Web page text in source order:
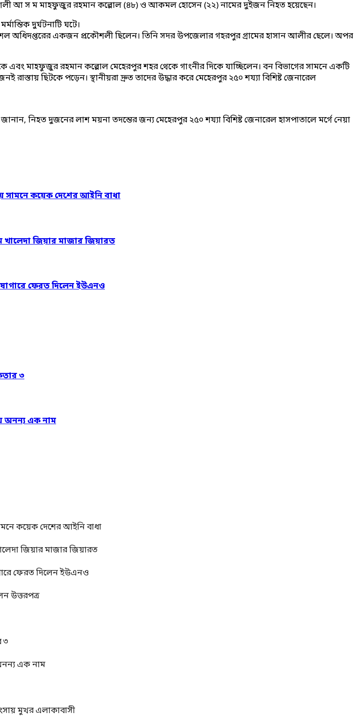
আ স ম মাহফুজুর রহমান কল্লোল (৪৮) ও আকমল হোসেন (২২) নামের দুইজন নিহত হয়েছেন।
দুর্ঘটনাটি ঘটে।
অধিদপ্তরের একজন প্রকৌশলী ছিলেন। তিনি সদর উপজেলার গহরপুর গ্রামের হাসান আলীর ছেলে। অপর
মাহফুজুর রহমান কল্লোল মেহেরপুর শহর থেকে গাংনীর দিকে যাচ্ছিলেন। বন বিভাগের সামনে একটি
ছিটকে পড়েন। স্থানীয়রা দ্রুত তাদের উদ্ধার করে মেহেরপুর ২৫০ শয্যা বিশিষ্ট জেনারেল
নিহত দুজনের লাশ ময়না তদন্তের জন্য মেহেরপুর ২৫০ শয্যা বিশিষ্ট জেনারেল হাসপাতালে মর্গে নেয়া
সামনে কয়েক দেশের আইনি বাধা
খালেদা জিয়ার মাজার জিয়ারত
ফেরত দিলেন ইউএনও
৩
অনন্য এক নাম
কয়েক দেশের আইনি বাধা
জিয়ার মাজার জিয়ারত
ফেরত দিলেন ইউএনও
উত্তরপত্র
৩
এক নাম
মুখর এলাকাবাসী